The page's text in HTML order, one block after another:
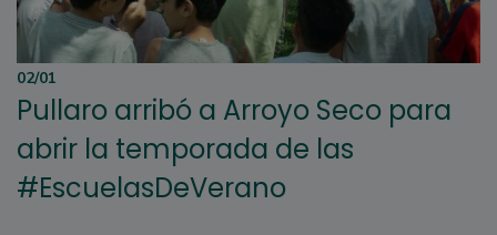
02/01
Pullaro arribó a Arroyo Seco para
abrir la temporada de las
#EscuelasDeVerano